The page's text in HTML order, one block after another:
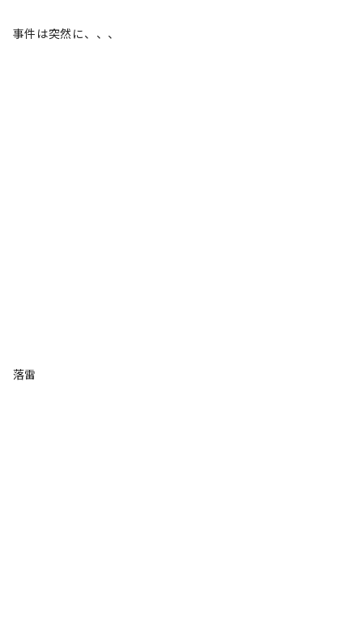
事件は突然に、、、
落雷